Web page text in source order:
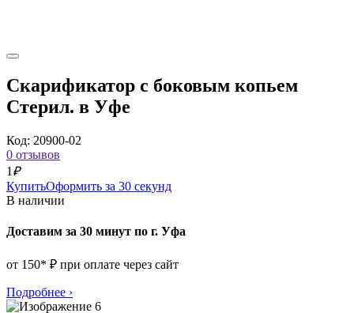
Скарификатор с боковым копьем
Стерил. в Уфе
Код: 20900-02
0 отзывов
1₽
КупитьОформить за 30 секунд
В наличии
Доставим за 30 минут по г. Уфа
от 150* ₽ при оплате через сайт
Подробнее ›